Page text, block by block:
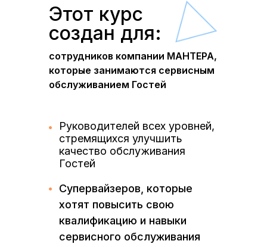
Этот курс
создан для:
cотрудников компании МАНТЕРА,
которые занимаются сервисным
обслуживанием Гостей
Руководителей всех уровней,
стремящихся улучшить
качество обслуживания
Гостей
Супервайзеров, которые
хотят повысить свою
квалификацию и навыки
сервисного обслуживания